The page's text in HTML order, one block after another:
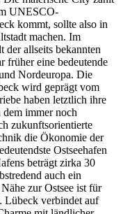
UNESCO-
kommt, sollte also in
machen. Im
der allseits bekannten
früher eine bedeutende
Nordeuropa. Die
wird geprägt vom
haben letztlich ihre
immer noch
zukunftsorientierte
die Ökonomie der
Ostseehafen
beträgt zirka 30
auch ein
zur Ostsee ist für
Lübeck verbindet auf